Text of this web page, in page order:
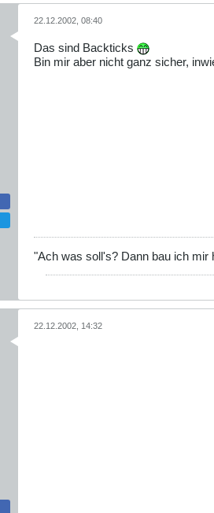
22.12.2002, 08:40
Das sind Backticks
Bin mir aber nicht ganz sicher,
"Ach was soll's? Dann bau ich mir
22.12.2002, 14:32